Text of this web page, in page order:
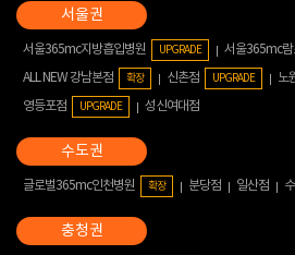
서울365mc지방흡입병원 UPGRADE 서울365mc람
ALL NEW 강남본점 확장 신촌점 UPGRADE 노
영등포점
UPGRADE 성신여대점
글로벌365mc인천병원 확장 분당점 일산점